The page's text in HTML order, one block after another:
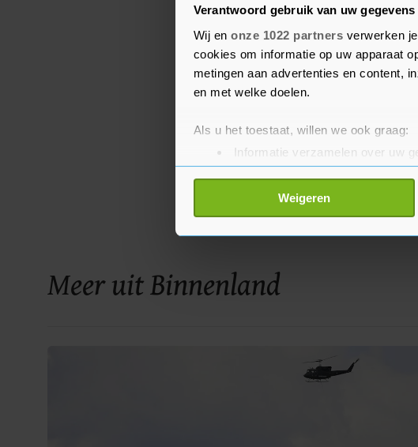
Verantwoord gebruik van uw gegevens
Wij en onze 1022 partners verwerken
cookies om informatie op uw apparaat
metingen aan advertenties en content,
en met welke doelen.
Als u het toestaat, willen we ook graag:
Informatie verzamelen over uw
Uw apparaat identificeren door
Lees meer over hoe uw persoonlijke
toestemming op elk moment wijzigen of
ons cookiebeleid bekijken en je
Weigeren
Meer uit Binnenland